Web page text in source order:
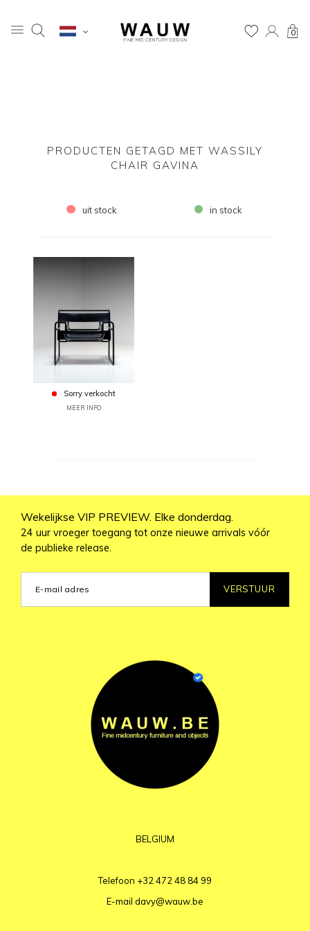
0
PRODUCTEN GETAGD MET WASSILY
CHAIR GAVINA
uit stock in stock
Sorry verkocht
MEER INFO
Wekelijkse VIP PREVIEW. Elke donderdag.
24 uur vroeger toegang tot onze nieuwe arrivals vóór
de publieke release.
VERSTUUR
BELGIUM
Telefoon +32 472 48 84 99
E-mail davy@wauw.be